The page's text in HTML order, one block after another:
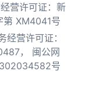
营许可证：新
第 XM4041号
经营许可证：
，
闽公网
号